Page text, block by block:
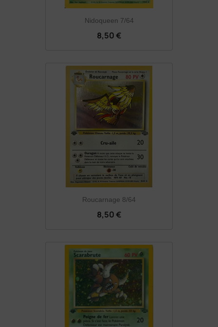
Nidoqueen 7/64
8,50 €
Roucarnage 8/64
8,50 €